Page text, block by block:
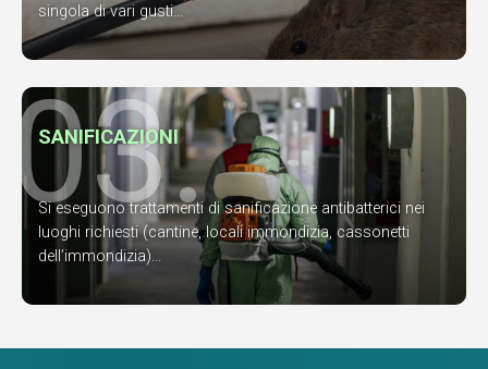
singola di vari gusti...
03.
SANIFICAZIONI
Si eseguono trattamenti di sanificazione antibatterici nei
luoghi richiesti (cantine, locali immondizia, cassonetti
dell’immondizia)...